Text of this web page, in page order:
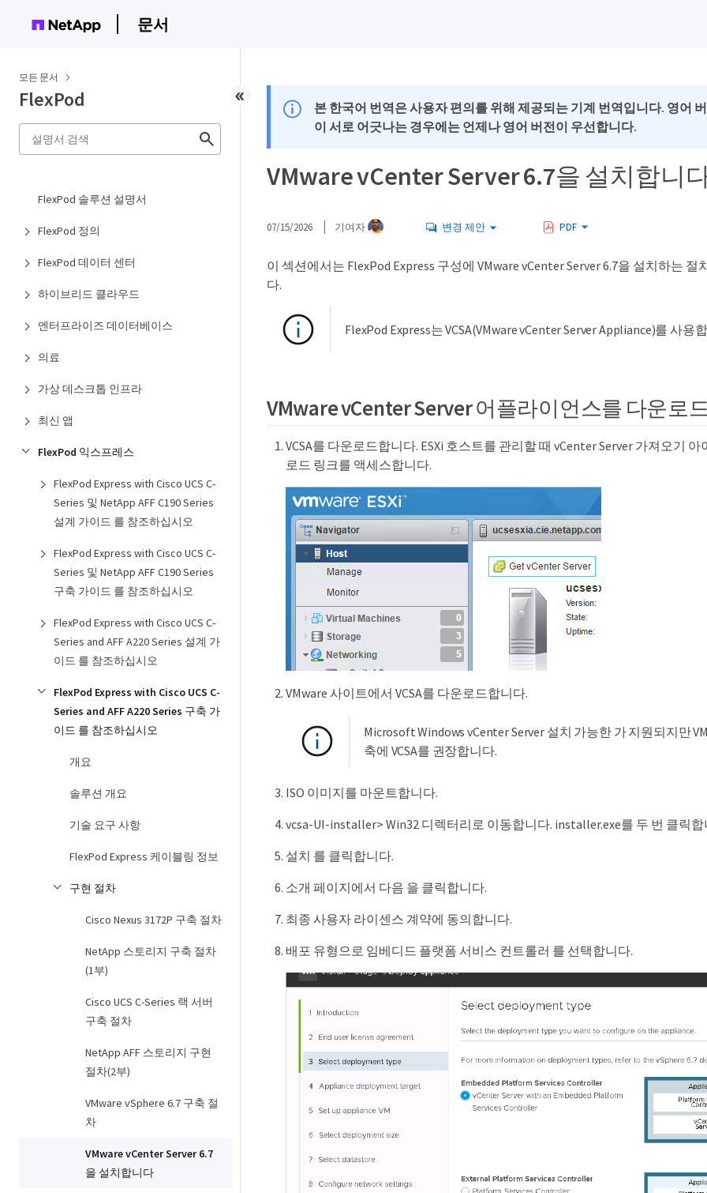
문서
모든 문서
FlexPod
FlexPod 솔루션 설명서
FlexPod 정의
FlexPod 데이터 센터
하이브리드 클라우드
엔터프라이즈 데이터베이스
의료
가상 데스크톱 인프라
최신 앱
FlexPod 익스프레스
FlexPod Express with Cisco UCS C-
Series 및 NetApp AFF C190 Series
설계 가이드 를 참조하십시오
FlexPod Express with Cisco UCS C-
Series 및 NetApp AFF C190 Series
구축 가이드 를 참조하십시오
FlexPod Express with Cisco UCS C-
Series and AFF A220 Series 설계 가
이드 를 참조하십시오
FlexPod Express with Cisco UCS C-
Series and AFF A220 Series 구축 가
이드 를 참조하십시오
개요
솔루션 개요
기술 요구 사항
FlexPod Express 케이블링 정보
구현 절차
Cisco Nexus 3172P 구축 절차
NetApp 스토리지 구축 절차
(1부)
Cisco UCS C-Series 랙 서버
구축 절차
NetApp AFF 스토리지 구현
절차(2부)
VMware vSphere 6.7 구축 절
차
VMware vCenter Server 6.7
을 설치합니다
본 한국어 번역은 사용자 편의를 위해 제공되는 기계 번역입니다. 영어
이 서로 어긋나는 경우에는 언제나 영어 버전이 우선합니다.
VMware vCenter Server 6.7을 설치합니
07/15/2026 기여자 변경 제안 PDF
이 섹션에서는 FlexPod Express 구성에 VMware vCenter Server 6.7을 설치하는 절
다.
FlexPod Express는 VCSA(VMware vCenter Server Appliance)를 사용
VMware vCenter Server 어플라이언스를 다운로
VCSA를 다운로드합니다. ESXi 호스트를 관리할 때 vCenter Server 가져오기
로드 링크를 액세스합니다.
VMware 사이트에서 VCSA를 다운로드합니다.
Microsoft Windows vCenter Server 설치 가능한 가 지원되지만
축에 VCSA를 권장합니다.
ISO 이미지를 마운트합니다.
vcsa-UI-installer> Win32 디렉터리로 이동합니다. installer.exe를 두 번 클릭합
설치 를 클릭합니다.
소개 페이지에서 다음 을 클릭합니다.
최종 사용자 라이센스 계약에 동의합니다.
배포 유형으로 임베디드 플랫폼 서비스 컨트롤러 를 선택합니다.